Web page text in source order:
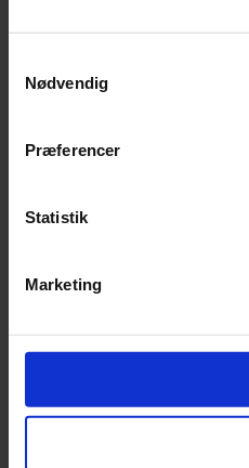
Nødvendig
Præferencer
Statistik
MarketingStrøelse og bundlag